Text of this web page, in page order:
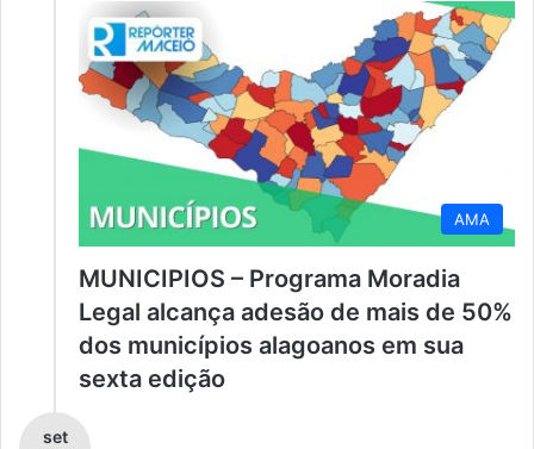
AMA
MUNICIPIOS – Programa Moradia
Legal alcança adesão de mais de 50%
dos municípios alagoanos em sua
sexta edição
set